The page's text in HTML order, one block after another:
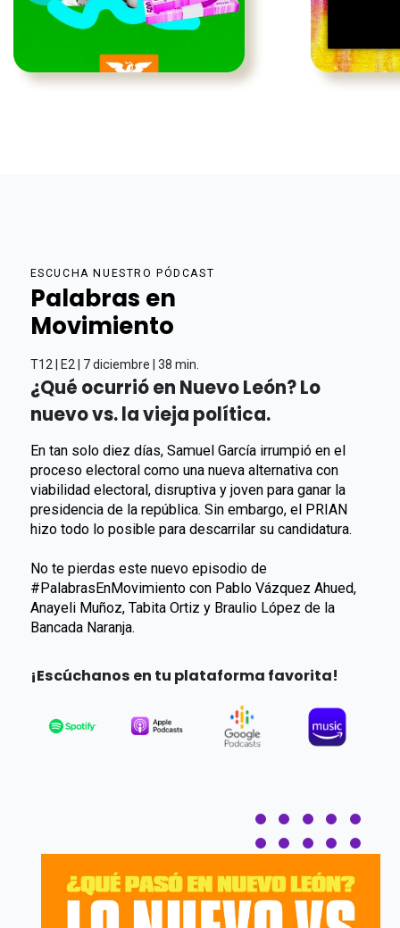
ESCUCHA NUESTRO PÓDCAST
Palabras en
Movimiento
T12 | E2 | 7 diciembre | 38 min.
¿Qué ocurrió en Nuevo León? Lo
nuevo vs. la vieja política.
En tan solo diez días, Samuel García irrumpió en el
proceso electoral como una nueva alternativa con
viabilidad electoral, disruptiva y joven para ganar la
presidencia de la república. Sin embargo, el PRIAN
hizo todo lo posible para descarrilar su candidatura.
No te pierdas este nuevo episodio de
#PalabrasEnMovimiento con Pablo Vázquez Ahued,
Anayeli Muñoz, Tabita Ortiz y Braulio López de la
Bancada Naranja.
¡Escúchanos en tu plataforma favorita!